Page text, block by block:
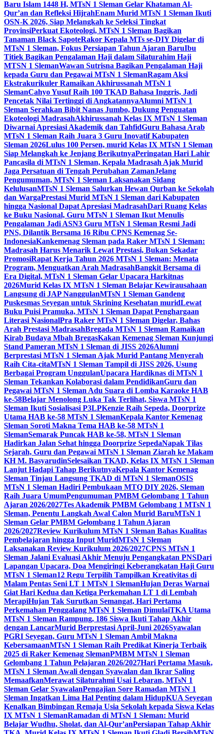
Baru Islam 1448 H, MTsN 1 Sleman Gelar Khataman Al-
Qur’an dan Refleksi HijrahEnam Murid MTsN 1 Sleman Ikuti
OSN-K 2026, Siap Melangkah ke Seleksi Tingkat
ProvinsiPerkuat Ekoteologi, MTsN 1 Sleman Bagikan
Tanaman Black SapoteRakor Kepala MTs se-DIY Digelar di
MTsN 1 Sleman, Fokus Persiapan Tahun Ajaran BaruIbu
Titiek Bagikan Pengalaman Haji dalam Silaturahim Haji
MTSN 1 SlemanWawan Sutrisna Bagikan Pengalaman Haji
kepada Guru dan Pegawai MTsN 1 SlemanRagam Aksi
Ekstrakurikuler Ramaikan Akhirussanah MTsN 1
SlemanCahyo Yusuf Raih 100 TKAD Bahasa Inggris, Jadi
Pencetak Nilai Tertinggi di AngkatannyaAlumni MTsN 1
Sleman Serahkan Bibit Nanas Jumbo, Dukung Penguatan
Ekoteologi MadrasahAkhirussanah Kelas IX MTsN 1 Sleman
Diwarnai Apresiasi Akademik dan TahfidGuru Bahasa Arab
MTsN 1 Sleman Raih Juara 3 Guru Inovatif Kabupaten
Sleman 2026Lulus 100 Persen, murid Kelas IX MTsN 1 Sleman
Siap Melangkah ke Jenjang BerikutnyaPeringatan Hari Lahir
Pancasila di MTsN 1 Sleman, Kepala Madrasah Ajak Murid
Jaga Persatuan di Tengah Perubahan ZamanJelang
Pengumuman, MTsN 1 Sleman Laksanakan Sidang
KelulusanMTsN 1 Sleman Salurkan Hewan Qurban ke Sekolah
dan WargaPrestasi Murid MTsN 1 Sleman dari Kabupaten
hingga Nasional Dapat Apresiasi MadrasahDari Ruang Kelas
ke Buku Nasional, Guru MTsN 1 Sleman Ikut Menulis
Pengalaman Jadi ASN3 Guru MTsN 1 Sleman Resmi Jadi
PNS, Dilantik Bersama 16 Ribu CPNS Kemenag Se-
IndonesiaKankemenag Sleman pada Raker MTsN 1 Sleman:
Madrasah Harus Menarik Lewat Prestasi, Bukan Sekadar
PromosiRapat Kerja Tahun 2026 MTsN 1 Sleman: Menata
Program, Menguatkan Arah MadrasahBangkit Bersama di
Era Digital, MTsN 1 Sleman Gelar Upacara Harkitnas
2026Murid Kelas IX MTsN 1 Sleman Belajar Kewirausahaan
Langsung di JAP NanggulanMTsN 1 Sleman Gandeng
Puskesmas Seyegan untuk Skrining Kesehatan muridLewat
Buku Puisi Pramuka, MTsN 1 Sleman Dapat Penghargaan
Literasi NasionalPra Raker MTsN 1 Sleman Digelar, Bahas
Arah Prestasi MadrasahBregada MTsN 1 Sleman Ramaikan
Kirab Budaya Mbah BregasKakan Kemenag Sleman Kunjungi
Stand Pameran MTsN 1 Sleman di JISS 2026Alumni
Berprestasi MTsN 1 Sleman Ajak Murid Pantang Menyerah
Raih Cita-citaMTsN 1 Sleman Tampil di JISS 2026, Usung
Berbagai Program UnggulanUpacara Hardiknas di MTsN 1
Sleman Tekankan Kolaborasi dalam PendidikanGuru dan
Pegawai MTsN 1 Sleman Adu Suara di Lomba Karaoke HAB
ke-58Belajar Menolong Luka Tak Terlihat, Siswa MTsN 1
Sleman Ikuti Sosialisasi P3LPKenzie Raih Sepeda, Doorprize
Utama HAB ke-58 MTsN 1 SlemanKepala Kantor Kemenag
Sleman Soroti Makna Tema HAB ke-58 MTsN 1
SlemanSemarak Puncak HAB ke-58, MTsN 1 Sleman
Hadirkan Jalan Sehat hingga Doorprize SepedaNapak Tilas
Sejarah, Guru dan Pegawai MTsN 1 Sleman Ziarah ke Makam
KH M. BasyarudinSelesaikan TKAD, Kelas IX MTsN 1 Sleman
Lanjut Hadapi Tahap BerikutnyaKepala Kantor Kemenag
Sleman Tinjau Langsung TKAD di MTsN 1 SlemanOSIS
MTsN 1 Sleman Hadiri Pembukaan MTQ DIY 2026, Sleman
Raih Juara UmumPengumuman PMBM Gelombang 1 Tahun
Ajaran 2026/2027Tes Akademik PMBM Gelombang 1 MTsN 1
Sleman, Penentu Langkah Awal Calon Murid BaruMTsN 1
Sleman Gelar PMBM Gelombang 1 Tahun Ajaran
2026/2027Review Kurikulum MTsN 1 Sleman Bahas Kualitas
Pembelajaran hingga Input MuridMTsN 1 Sleman
Laksanakan Review Kurikulum 2026/2027CPNS MTsN 1
Sleman Jalani Evaluasi Akhir Menuju Pengangkatan PNSDari
Lapangan Upacara, Doa Mengiringi Keberangkatan Haji Guru
MTsN 1 Sleman12 Regu Terpilih Tampilkan Kreativitas di
Malam Pentas Seni LT 1 MTsN 1 SlemanHujan Deras Warnai
Giat Hari Kedua dan Ketiga Perkemahan LT 1 di Lembah
MerapiHujan Tak Surutkan Semangat, Hari Pertama
Perkemahan Penggalang MTsN 1 Sleman DimulaiTKA Utama
MTsN 1 Sleman Rampung, 186 Siswa Ikuti Tahap Akhir
dengan LancarMurid Berprestasi April-Juni 2026Syawalan
PGRI Seyegan, Guru MTsN 1 Sleman Ambil Makna
KebersamaanMTsN 1 Sleman Raih Predikat Kinerja Terbaik
2025 di Raker Kemenag SlemanPMBM MTsN 1 Sleman
Gelombang 1 Tahun Pelajaran 2026/2027Hari Pertama Masuk,
MTsN 1 Sleman Awali dengan Syawalan dan Ikrar Saling
MemaafkanMerawat Silaturahmi Usai Lebaran, MTsN 1
Sleman Gelar SyawalanPengajian Sore Ramadan MTsN 1
Sleman Ingatkan Lima Hal Penting dalam HidupKUA Seyegan
Kenalkan Bimbingan Remaja Usia Sekolah kepada Siswa Kelas
IX MTsN 1 SlemanRamadan di MTsN 1 Sleman: Murid
Belajar Wudhu, Sholat, dan Al-Qur’anPersiapan Tahap Akhir